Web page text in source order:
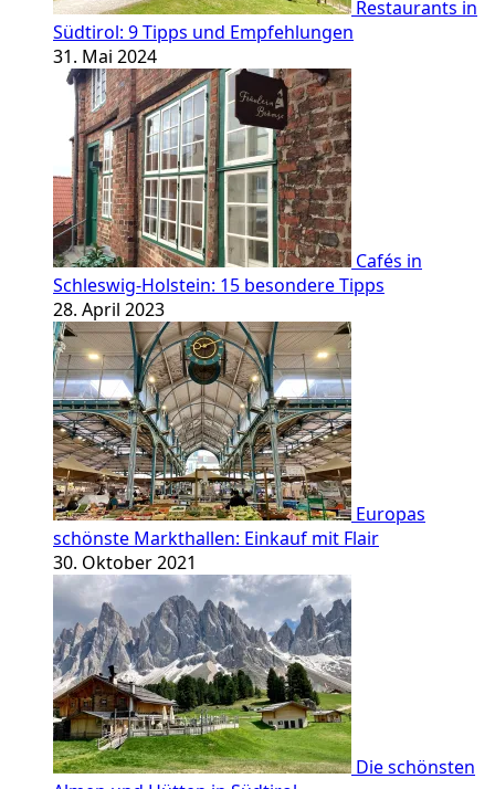
Restaurants in
Südtirol: 9 Tipps und Empfehlungen
31. Mai 2024
Cafés in
Schleswig-Holstein: 15 besondere Tipps
28. April 2023
Europas
schönste Markthallen: Einkauf mit Flair
30. Oktober 2021
Die schönsten